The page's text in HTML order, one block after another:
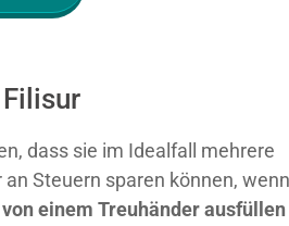
dass sie im Idealfall mehrere
Steuern sparen können, wenn
einem Treuhänder ausfüllen